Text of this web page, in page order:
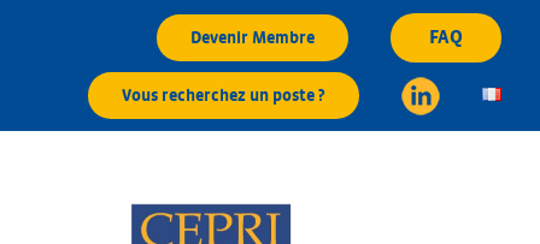
Devenir Membre FAQ
Vous recherchez un poste ?